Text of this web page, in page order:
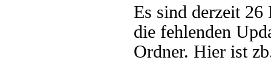
Es sind derzeit
die fehlenden
Ordner. Hier ist